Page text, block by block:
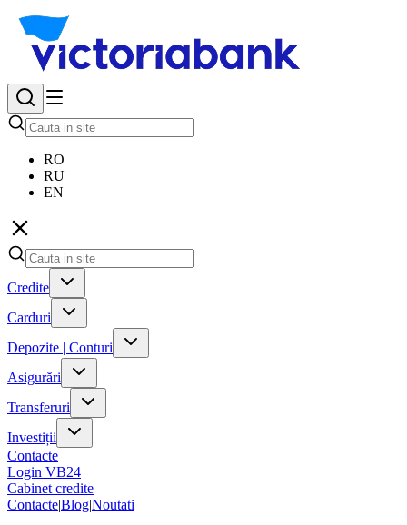
RO
RU
EN
Credite
Carduri
Depozite | Conturi
Asigurări
Transferuri
Investiții
Contacte
Login VB24
Cabinet credite
Contacte|Blog|Noutati